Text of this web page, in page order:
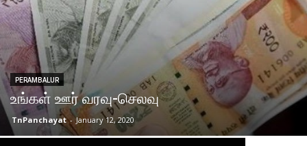
PERAMBALUR
உங்கள் ஊர் வரவு-செலவு
TnPanchayat - January 12, 2020